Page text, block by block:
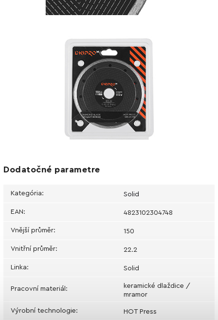
Dodatočné parametre
Kategória: Solid
EAN: 4823102304748
Vnější průměr: 150
Vnitřní průměr: 22.2
Linka: Solid
Pracovní materiál :
keramické dlaždice /
mramor
Výrobní technologie: HOT Press